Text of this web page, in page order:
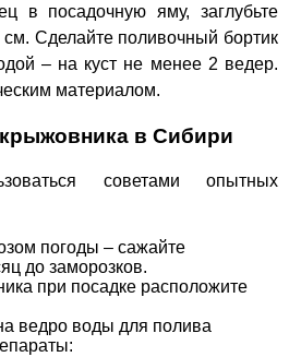
в посадочную яму, заглубьте
Сделайте поливочный бортик
– на куст не менее 2 ведер.
материалом.
в Сибири
советами опытных
погоды – сажайте
до заморозков.
при посадке расположите
ведро воды для полива